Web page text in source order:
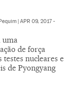
APR 09, 2017 -
uma
de força
testes nucleares e
de Pyongyang